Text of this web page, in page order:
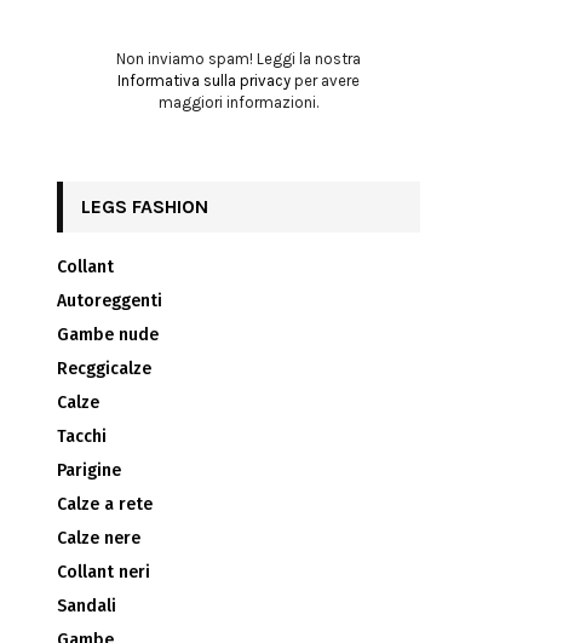
Non inviamo spam! Leggi la nostra
Informativa sulla privacy per avere
maggiori informazioni.
LEGS FASHION
Collant
Autoreggenti
Gambe nude
Recggicalze
Calze
Tacchi
Parigine
Calze a rete
Calze nere
Collant neri
Sandali